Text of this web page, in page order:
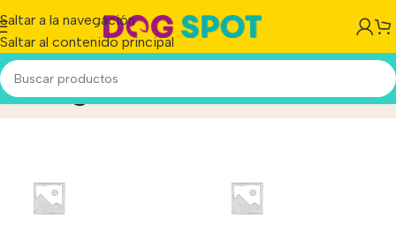
Saltar a la navegación
Saltar al contenido principal
2160 gInicio/Producto